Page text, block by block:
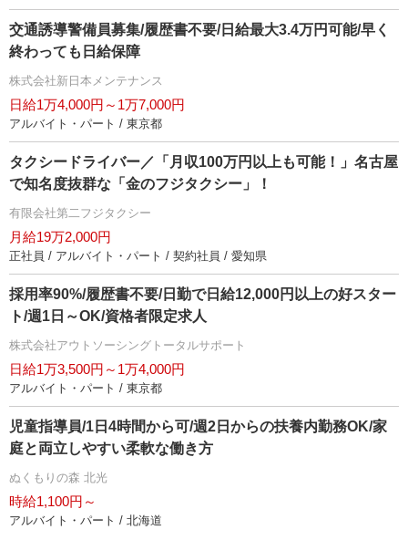
交通誘導警備員募集/履歴書不要/日給最大3.4万円可能/早く
終わっても日給保障
株式会社新日本メンテナンス
日給1万4,000円～1万7,000円
アルバイト・パート / 東京都
タクシードライバー／「月収100万円以上も可能！」名古屋
で知名度抜群な「金のフジタクシー」！
有限会社第二フジタクシー
月給19万2,000円
正社員 / アルバイト・パート / 契約社員 / 愛知県
採用率90%/履歴書不要/日勤で日給12,000円以上の好スター
ト/週1日～OK/資格者限定求人
株式会社アウトソーシングトータルサポート
日給1万3,500円～1万4,000円
アルバイト・パート / 東京都
児童指導員/1日4時間から可/週2日からの扶養内勤務OK/家
庭と両立しやすい柔軟な働き方
ぬくもりの森 北光
時給1,100円～
アルバイト・パート / 北海道